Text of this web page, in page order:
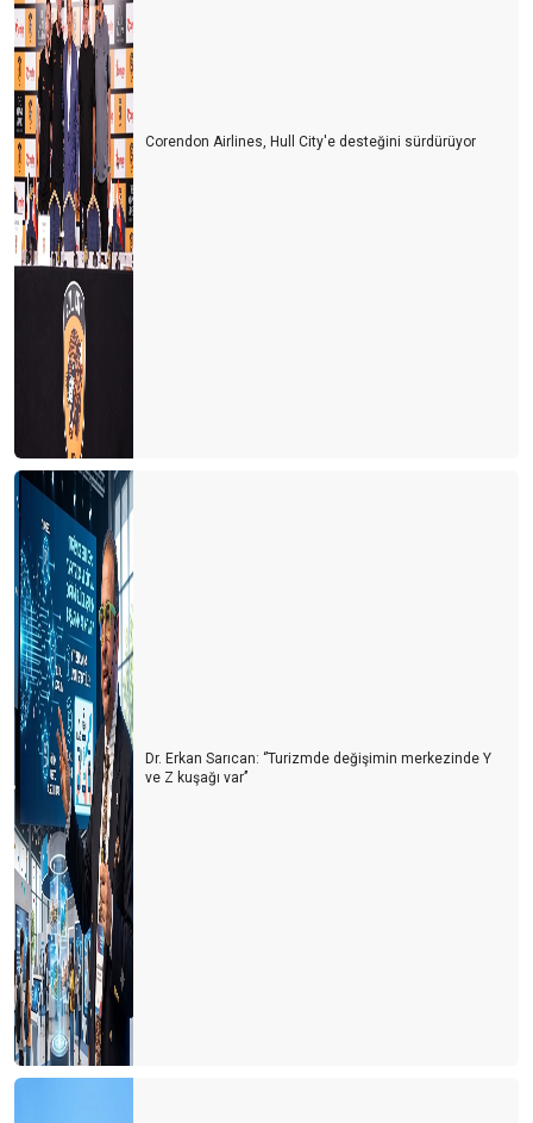
SONGÜL VE ÖNDER
9 ay bize yeter
Sonbaharda Kıbrıs
DİŞ TURİZMİ
Uçak bileti fiyatına balon turu
Akdeniz heykeli Antalya'ya gelmeli
Biz işgücü çağırmıştık insanlar geldi
GÜNDE 21 € YA 56 GÜN TATİL
Corendon Airlines, Hull City'e desteğini sürdürüyor
Dr. Erkan Sarıcan: ‘’Turizmde değişimin merkezinde Y
ve Z kuşağı var’’